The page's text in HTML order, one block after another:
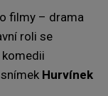
filmy – drama
roli se
Hurvínek